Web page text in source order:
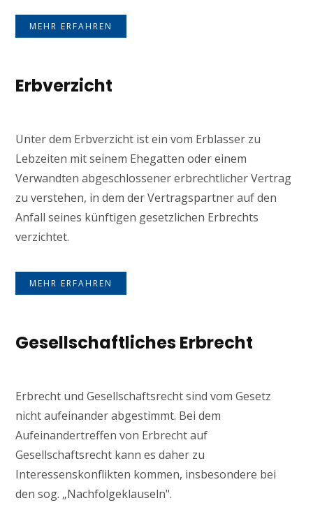
MEHR ERFAHREN
Erbverzicht
Unter dem Erbverzicht ist ein vom Erblasser zu
Lebzeiten mit seinem Ehegatten oder einem
Verwandten abgeschlossener erbrechtlicher Vertrag
zu verstehen, in dem der Vertragspartner auf den
Anfall seines künftigen gesetzlichen Erbrechts
verzichtet.
MEHR ERFAHREN
Gesellschaftliches Erbrecht
Erbrecht und Gesellschaftsrecht sind vom Gesetz
nicht aufeinander abgestimmt. Bei dem
Aufeinandertreffen von Erbrecht auf
Gesellschaftsrecht kann es daher zu
Interessenskonflikten kommen, insbesondere bei
den sog. „Nachfolgeklauseln".